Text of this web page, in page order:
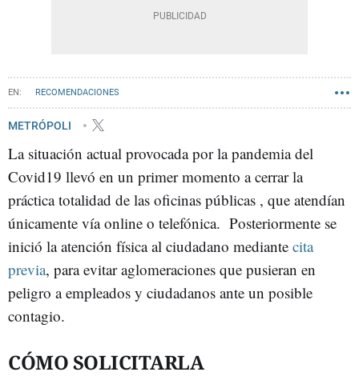
RECOMENDACIONES
METRÓPOLI
La situación actual provocada por la pandemia del
Covid19 llevó en un primer momento a cerrar la
práctica totalidad de las oficinas públicas , que atendían
únicamente vía online o telefónica. Posteriormente se
inició la atención física al ciudadano mediante cita
previa, para evitar aglomeraciones que pusieran en
peligro a empleados y ciudadanos ante un posible
contagio.
CÓMO SOLICITARLA